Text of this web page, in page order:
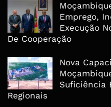
Emprego,
Execução
De Cooperação
Nova
Suficiência
Regionais